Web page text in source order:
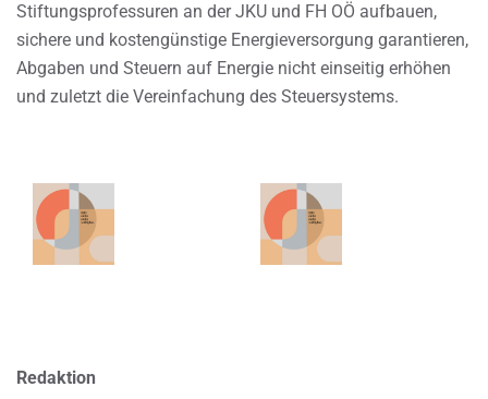
Stiftungsprofessuren an der JKU und FH OÖ aufbauen,
sichere und kostengünstige Energieversorgung garantieren,
Abgaben und Steuern auf Energie nicht einseitig erhöhen
und zuletzt die Vereinfachung des Steuersystems.
Redaktion